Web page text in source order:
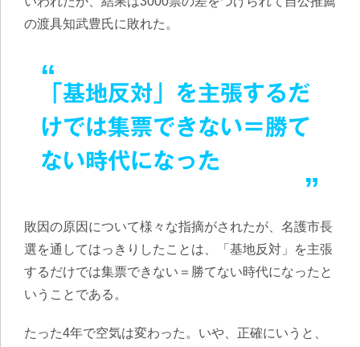
の渡具知武豊氏に敗れた。
「基地反対」を主張するだ
けでは集票できない＝勝て
ない時代になった
敗因の原因について様々な指摘がされたが、名護市長
選を通してはっきりしたことは、「基地反対」を主張
するだけでは集票できない＝勝てない時代になったと
いうことである。
たった4年で空気は変わった。いや、正確にいうと、